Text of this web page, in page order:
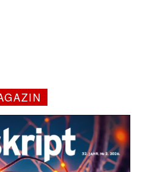
Newsletter
informiert.